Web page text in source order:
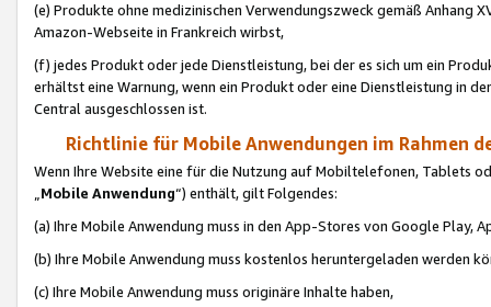
(e) Produkte ohne medizinischen Verwendungszweck gemäß Anhang
Amazon-Webseite in Frankreich wirbst,
(f) jedes Produkt oder jede Dienstleistung, bei der es sich um ein
erhältst eine Warnung, wenn ein Produkt oder eine Dienstleistung in
Central ausgeschlossen ist.
Richtlinie für Mobile Anwendungen im Rahmen
Wenn Ihre Website eine für die Nutzung auf Mobiltelefonen, Tablets
„Mobile Anwendung“) enthält, gilt Folgendes:
(a) Ihre Mobile Anwendung muss in den App-Stores von Google Play,
(b) Ihre Mobile Anwendung muss kostenlos heruntergeladen werden
(c) Ihre Mobile Anwendung muss originäre Inhalte haben,